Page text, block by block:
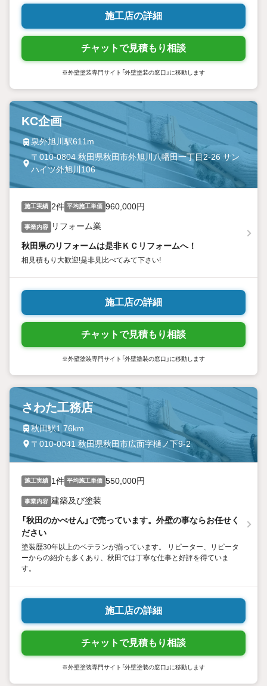
施工店の詳細
チャットで見積もり相談
※外壁塗装専門サイト「外壁塗装の窓口」に移動します
KC企画
泉外旭川駅611m
〒010-0804 秋田県秋田市外旭川八幡田一丁目2-26 サン
ハイツ外旭川106
施工実績 2件 平均施工単価 960,000円
事業内容 リフォーム業
秋田県のリフォームは是非ＫＣリフォームへ！
相見積もり大歓迎!是非見比べてみて下さい!
施工店の詳細
チャットで見積もり相談
※外壁塗装専門サイト「外壁塗装の窓口」に移動します
さわた工務店
秋田駅1.76km
〒010-0041 秋田県秋田市広面字樋ノ下9-2
施工実績 1件 平均施工単価 550,000円
事業内容 建築及び塗装
「秋田のかべせん」で売っています。外壁の事ならお任せく
ださい
塗装歴30年以上のベテランが揃っています。 リピーター、リピータ
ーからの紹介も多くあり、秋田では丁寧な仕事と好評を得ていま
す。
施工店の詳細
チャットで見積もり相談
※外壁塗装専門サイト「外壁塗装の窓口」に移動します